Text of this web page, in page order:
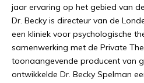
jaar ervaring op het gebied van
Dr. Becky is directeur van de
een kliniek voor psychologische
samenwerking met de Private
toonaangevende producent van
ontwikkelde Dr. Becky Spelman